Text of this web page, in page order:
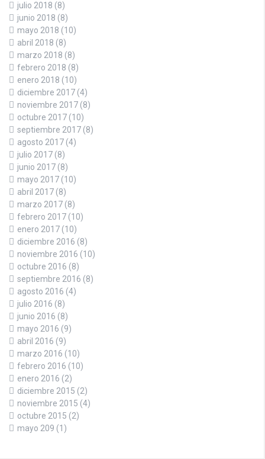
julio 2018 (8)
junio 2018 (8)
mayo 2018 (10)
abril 2018 (8)
marzo 2018 (8)
febrero 2018 (8)
enero 2018 (10)
diciembre 2017 (4)
noviembre 2017 (8)
octubre 2017 (10)
septiembre 2017 (8)
agosto 2017 (4)
julio 2017 (8)
junio 2017 (8)
mayo 2017 (10)
abril 2017 (8)
marzo 2017 (8)
febrero 2017 (10)
enero 2017 (10)
diciembre 2016 (8)
noviembre 2016 (10)
octubre 2016 (8)
septiembre 2016 (8)
agosto 2016 (4)
julio 2016 (8)
junio 2016 (8)
mayo 2016 (9)
abril 2016 (9)
marzo 2016 (10)
febrero 2016 (10)
enero 2016 (2)
diciembre 2015 (2)
noviembre 2015 (4)
octubre 2015 (2)
mayo 209 (1)